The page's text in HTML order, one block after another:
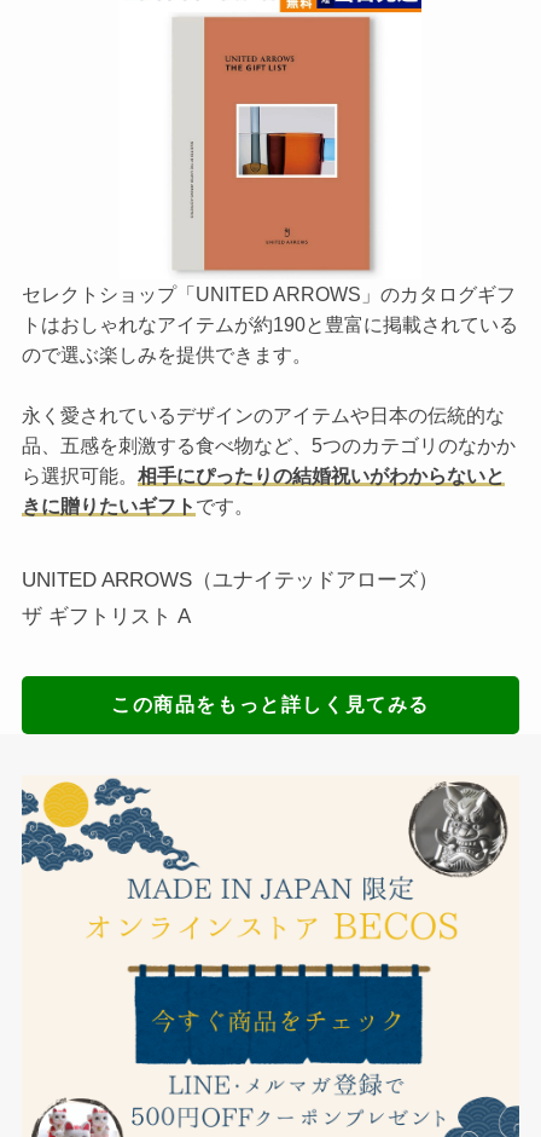
セレクトショップ「UNITED ARROWS」のカタログギフ
トはおしゃれなアイテムが約190と豊富に掲載されている
ので選ぶ楽しみを提供できます。
永く愛されているデザインのアイテムや日本の伝統的な
品、五感を刺激する食べ物など、5つのカテゴリのなかか
ら選択可能。 相手にぴったりの結婚祝いがわからないと
きに贈りたいギフト です。
UNITED ARROWS（ユナイテッドアローズ）
ザ ギフトリスト A
この商品をもっと詳しく見てみる